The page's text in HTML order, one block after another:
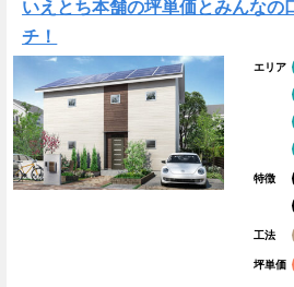
いえとち本舗の坪単価とみんなの
チ！
エリア
特徴
工法
坪単価